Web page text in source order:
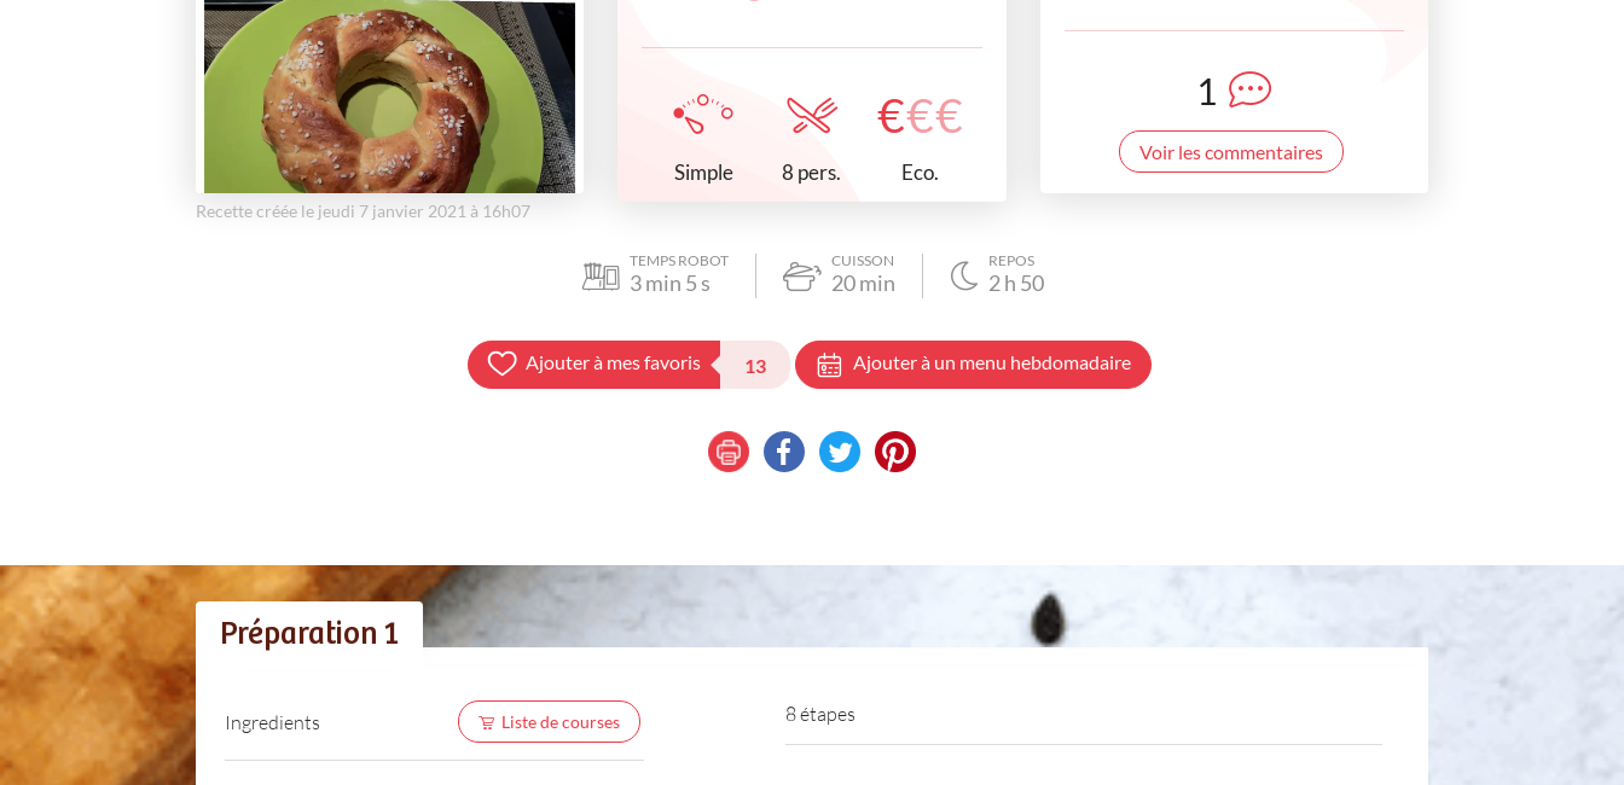
Recette créée le jeudi 7 janvier 2021 à 16h07
Simple 8 pers.
€€€
Eco.
1
Voir les commentaires
TEMPS ROBOT
3min 5 s
CUISSON
20min
REPOS
2h 50
Ajouter à mes favoris 13 Ajouter à un menu hebdomadaire
Préparation 1
Ingredients Liste de courses 8 étapes